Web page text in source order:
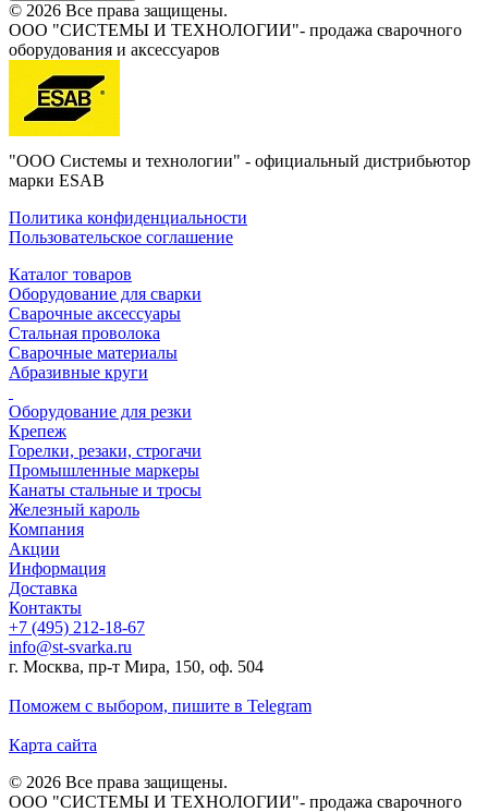
© 2026 Все права защищены.
ООО "СИСТЕМЫ И ТЕХНОЛОГИИ"- продажа сварочного
оборудования и аксессуаров
"ООО Системы и технологии" - официальный дистрибьютор
марки ESAB
Политика конфиденциальности
Пользовательское соглашение
Каталог товаров
Оборудование для сварки
Сварочные аксессуары
Стальная проволока
Сварочные материалы
Абразивные круги
Оборудование для резки
Крепеж
Горелки, резаки, строгачи
Промышленные маркеры
Канаты стальные и тросы
Железный кароль
Компания
Акции
Информация
Доставка
Контакты
+7 (495) 212-18-67
info@st-svarka.ru
г. Москва, пр-т Мира, 150, оф. 504
Поможем с выбором, пишите в Telegram
Карта сайта
© 2026 Все права защищены.
ООО "СИСТЕМЫ И ТЕХНОЛОГИИ"- продажа сварочного